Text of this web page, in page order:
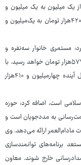
یک میلیون به یک میلیون و
۴۰۰هزار تومان و مستمری خانوار دونفره از یک‌میلیون و ۴۲۰هزار تومان به یک‌میلیون و
مستمری خانوار سه‌نفره و
چهارنفره نیز به‌ترتیب به دومیلیون و ۸۰۰ و سه‌میلیون و ۵۷۷هزار تومان خواهد رسید. با
احتساب رشد ۴۰درصدی، خانوار پنج‌نفره و بیشتر نیز سال آینده چهارمیلیون و ۴۱۰هزار
است، اضافه کرد: حوزه
به مددجویان است و
مادام‌العمر ارائه می‌دهد. وی
برنامه‌های توانمندسازی
خارج شوند. معاون